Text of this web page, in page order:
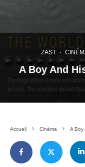
ZAST ·
A Boy And
Accueil Cinéma A Boy